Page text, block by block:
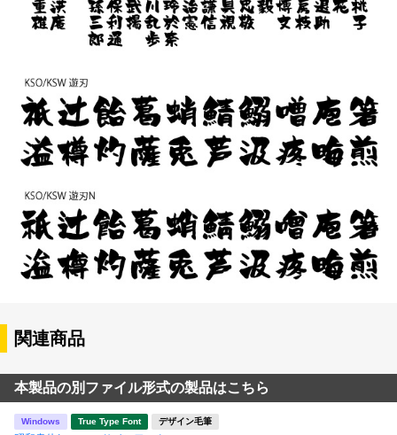
関連商品
本製品の別ファイル形式の製品はこちら
Windows True Type Font デザイン毛筆